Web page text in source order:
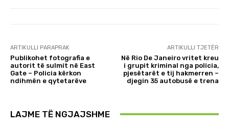
ARTIKULLI PARAPRAK
Publikohet fotografia e
autorit të sulmit në East
Gate – Policia kërkon
ndihmën e qytetarëve
ARTIKULLI TJETËR
Në Rio De Janeiro vritet kreu
i grupit kriminal nga policia,
pjesëtarët e tij hakmerren –
djegin 35 autobusë e trena
LAJME TË NGJAJSHME